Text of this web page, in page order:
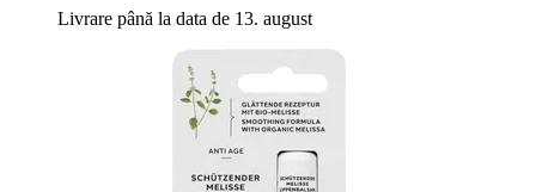
Livrare până la data de 13. august